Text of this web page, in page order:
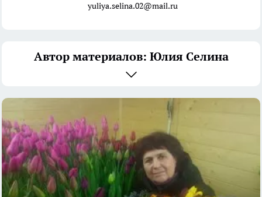
yuliya.selina.02@mail.ru
Автор материалов: Юлия Селина